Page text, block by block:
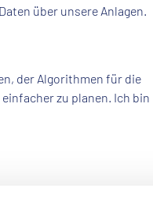
über unsere Anlagen.
der Algorithmen für die
zu planen. Ich bin